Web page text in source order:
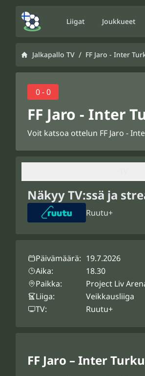
Liigat Joukkueet
Jalkapallo TV / FF Jaro - Inter
0 - 0
FF Jaro - Inter
Voit katsoa ottelun FF Jaro -
Näkyy TV:ssä ja
Ruutu+
Päivämäärä: 19.7.2026
Aika:
18.30
Paikka:
Project Liv
Liiga:
Veikkausliiga
TV:
Ruutu+
FF Jaro – Inter